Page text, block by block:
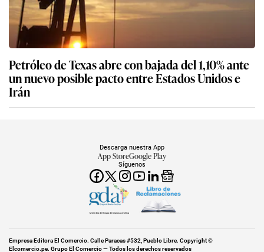
Petróleo de Texas abre con bajada del 1,10% ante
un nuevo posible pacto entre Estados Unidos e
Irán
Síguenos
Descarga nuestra App
App StoreGoogle Play
Miembro del Grupo de Diarios América
Empresa Editora El Comercio. Calle Paracas #532, Pueblo Libre. Copyright ©
Elcomercio.pe. Grupo El Comercio — Todos los derechos reservados